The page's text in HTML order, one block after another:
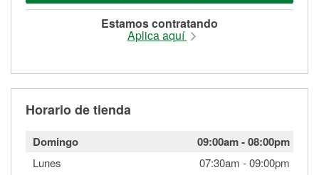
Estamos contratando
Aplica aquí
Horario de tienda
Domingo 09:00am-08:00pm
Lunes 07:30am -09:00pm